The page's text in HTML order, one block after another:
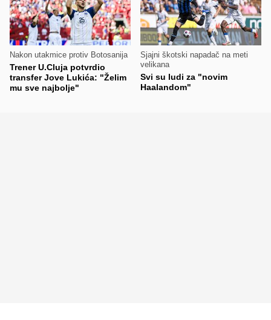
Nakon utakmice protiv Botosanija
Trener U.Cluja potvrdio
transfer Jove Lukića: "Želim
mu sve najbolje"
Sjajni škotski napadač na meti
velikana
Svi su ludi za "novim
Haalandom"